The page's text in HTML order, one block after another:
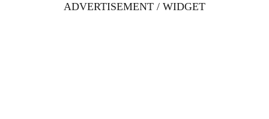
ADVERTISEMENT / WIDGET